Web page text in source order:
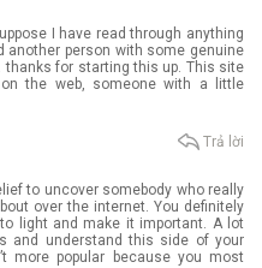
I have read through anything
another person with some genuine
thanks for starting this up. This site
the web, someone with a little
to uncover somebody who really
over the internet. You definitely
light and make it important. A lot
and understand this side of your
more popular because you most
Trả lời